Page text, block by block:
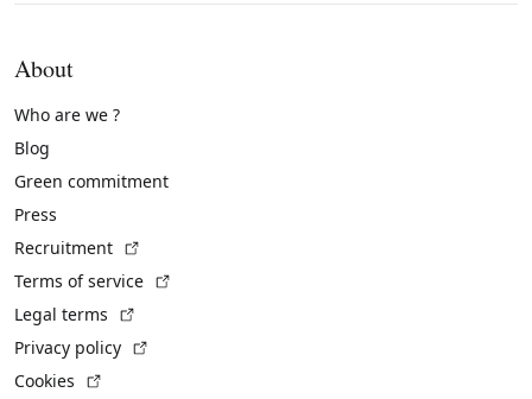
About
Who are we ?
Blog
Green commitment
Press
Recruitment
Terms of service
Legal terms
Privacy policy
Cookies